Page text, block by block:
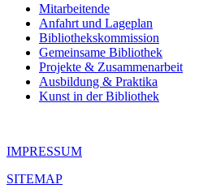
Mitarbeitende
Anfahrt und Lageplan
Bibliothekskommission
Gemeinsame Bibliothek
Projekte & Zusammenarbeit
Ausbildung & Praktika
Kunst in der Bibliothek
IMPRESSUM
SITEMAP